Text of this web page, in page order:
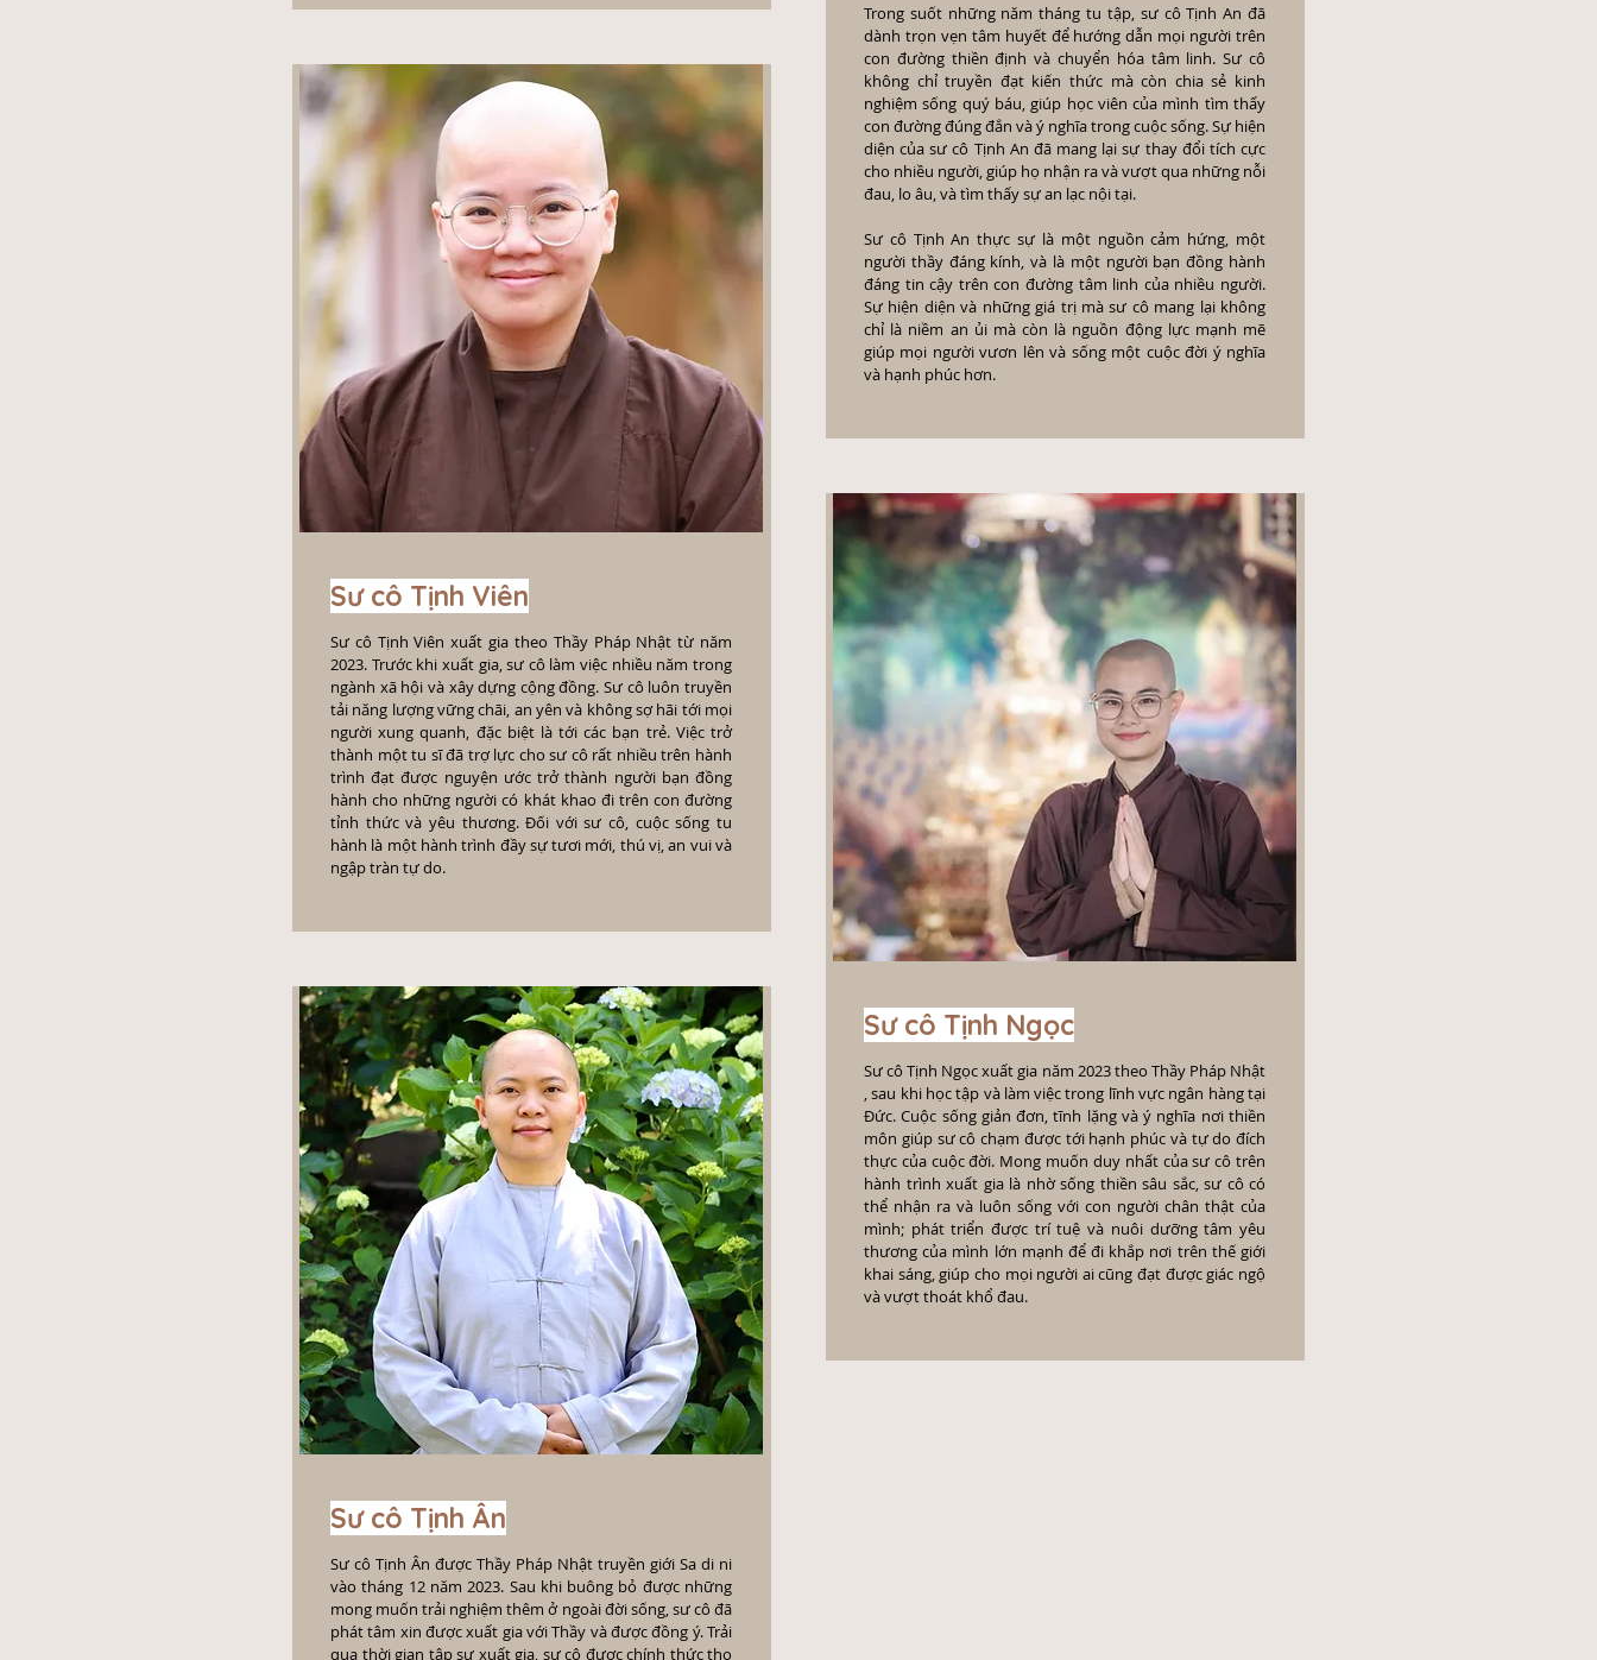
Sư cô Tịnh Viên
Sư cô Tịnh Viên xuất gia theo Thầy Pháp Nhật từ năm
2023. Trước khi xuất gia, sư cô làm việc nhiều năm trong
ngành xã hội và xây dựng cộng đồng. Sư cô luôn truyền
tải năng lượng vững chãi, an yên và không sợ hãi tới mọi
người xung quanh, đặc biệt là tới các bạn trẻ. Việc trở
thành một tu sĩ đã trợ lực cho sư cô rất nhiều trên hành
trình đạt được nguyện ước trở thành người bạn đồng
hành cho những người có khát khao đi trên con đường
tỉnh thức và yêu thương. Đối với sư cô, cuộc sống tu
hành là một hành trình đầy sự tươi mới, thú vị, an vui và
ngập tràn tự do.
Sư cô Tịnh Ân
Sư cô Tịnh Ân được Thầy Pháp Nhật truyền giới Sa di ni
vào tháng 12 năm 2023. Sau khi buông bỏ được những
mong muốn trải nghiệm thêm ở ngoài đời sống, sư cô đã
phát tâm xin được xuất gia với Thầy và được đồng ý. Trải
qua thời gian tập sự xuất gia, sư cô được chính thức thọ
Trong suốt những năm tháng tu tập, sư cô Tịnh An đã
dành trọn vẹn tâm huyết để hướng dẫn mọi người trên
con đường thiền định và chuyển hóa tâm linh. Sư cô
không chỉ truyền đạt kiến thức mà còn chia sẻ kinh
nghiệm sống quý báu, giúp học viên của mình tìm thấy
con đường đúng đắn và ý nghĩa trong cuộc sống. Sự hiện
diện của sư cô Tịnh An đã mang lại sự thay đổi tích cực
cho nhiều người, giúp họ nhận ra và vượt qua những nỗi
đau, lo âu, và tìm thấy sự an lạc nội tại.
Sư cô Tịnh An thực sự là một nguồn cảm hứng, một
người thầy đáng kính, và là một người bạn đồng hành
đáng tin cậy trên con đường tâm linh của nhiều người.
Sự hiện diện và những giá trị mà sư cô mang lại không
chỉ là niềm an ủi mà còn là nguồn động lực mạnh mẽ
giúp mọi người vươn lên và sống một cuộc đời ý nghĩa
và hạnh phúc hơn.
Sư cô Tịnh Ngọc
Sư cô Tịnh Ngọc xuất gia năm 2023 theo Thầy Pháp Nhật
, sau khi học tập và làm việc trong lĩnh vực ngân hàng tại
Đức. Cuộc sống giản đơn, tĩnh lặng và ý nghĩa nơi thiền
môn giúp sư cô chạm được tới hạnh phúc và tự do đích
thực của cuộc đời. Mong muốn duy nhất của sư cô trên
hành trình xuất gia là nhờ sống thiền sâu sắc, sư cô có
thể nhận ra và luôn sống với con người chân thật của
mình; phát triển được trí tuệ và nuôi dưỡng tâm yêu
thương của mình lớn mạnh để đi khắp nơi trên thế giới
khai sáng, giúp cho mọi người ai cũng đạt được giác ngộ
và vượt thoát khổ đau.